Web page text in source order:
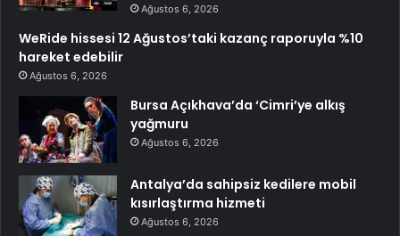
Ağustos 6, 2026
WeRide hissesi 12 Ağustos’taki kazanç raporuyla %10
hareket edebilir
Ağustos 6, 2026
Bursa Açıkhava’da ‘Cimri’ye alkış
yağmuru
Ağustos 6, 2026
Antalya’da sahipsiz kedilere mobil
kısırlaştırma hizmeti
Ağustos 6, 2026